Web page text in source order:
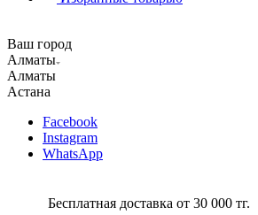
Ваш город
Алматы
Алматы
Астана
Facebook
Instagram
WhatsApp
Бесплатная доставка от 30 000 тг.